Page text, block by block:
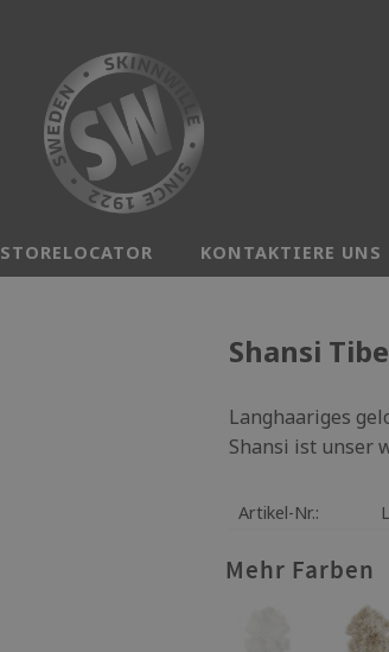
STORELOCATOR KONTAKTIERE UNS
Shansi
Langhaariges
Shansi ist unser
Artikel-Nr.
Mehr Farben